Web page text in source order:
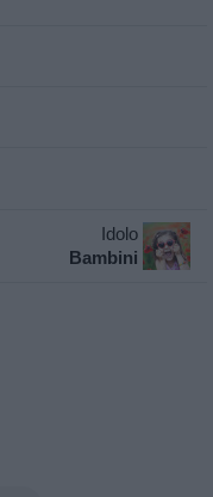
Idolo
Bambini